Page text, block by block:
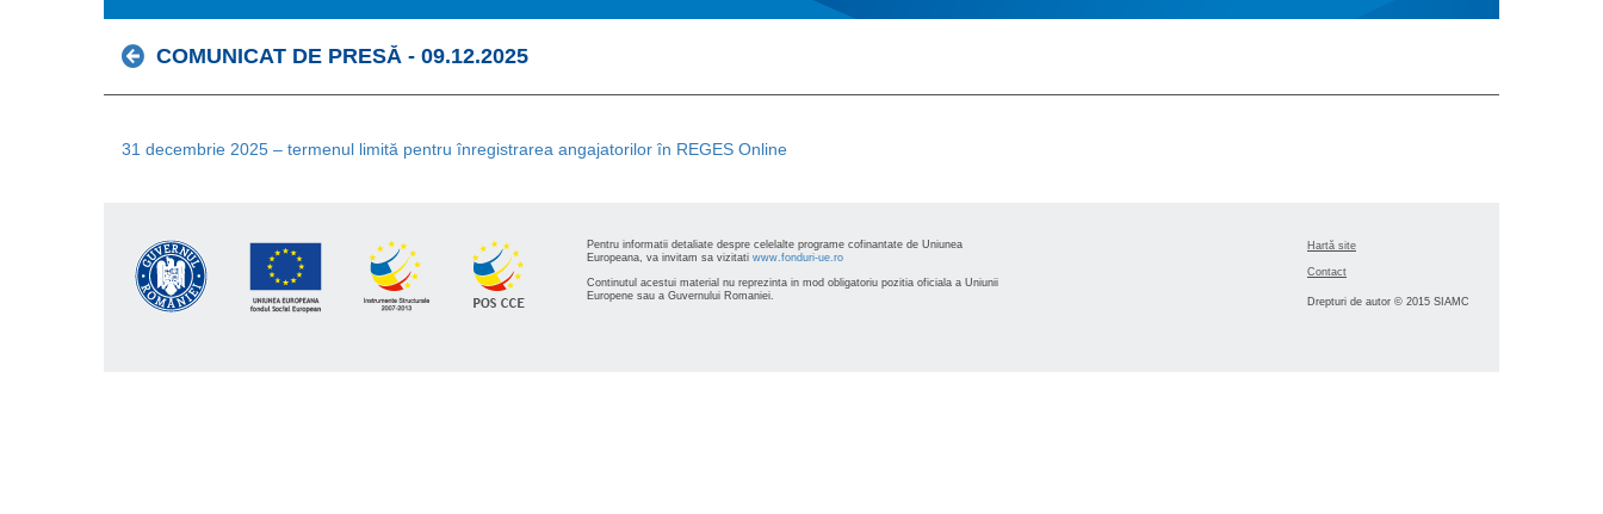
COMUNICAT DE PRESĂ - 09.12.2025
31 decembrie 2025 – termenul limită pentru înregistrarea angajatorilor în REGES Online
Pentru informatii detaliate despre celelalte programe cofinantate de Uniunea
Europeana, va invitam sa vizitati www.fonduri-ue.ro
Continutul acestui material nu reprezinta in mod obligatoriu pozitia oficiala a Uniunii
Europene sau a Guvernului Romaniei.
Hartă site
Contact
Drepturi de autor © 2015 SIAMC